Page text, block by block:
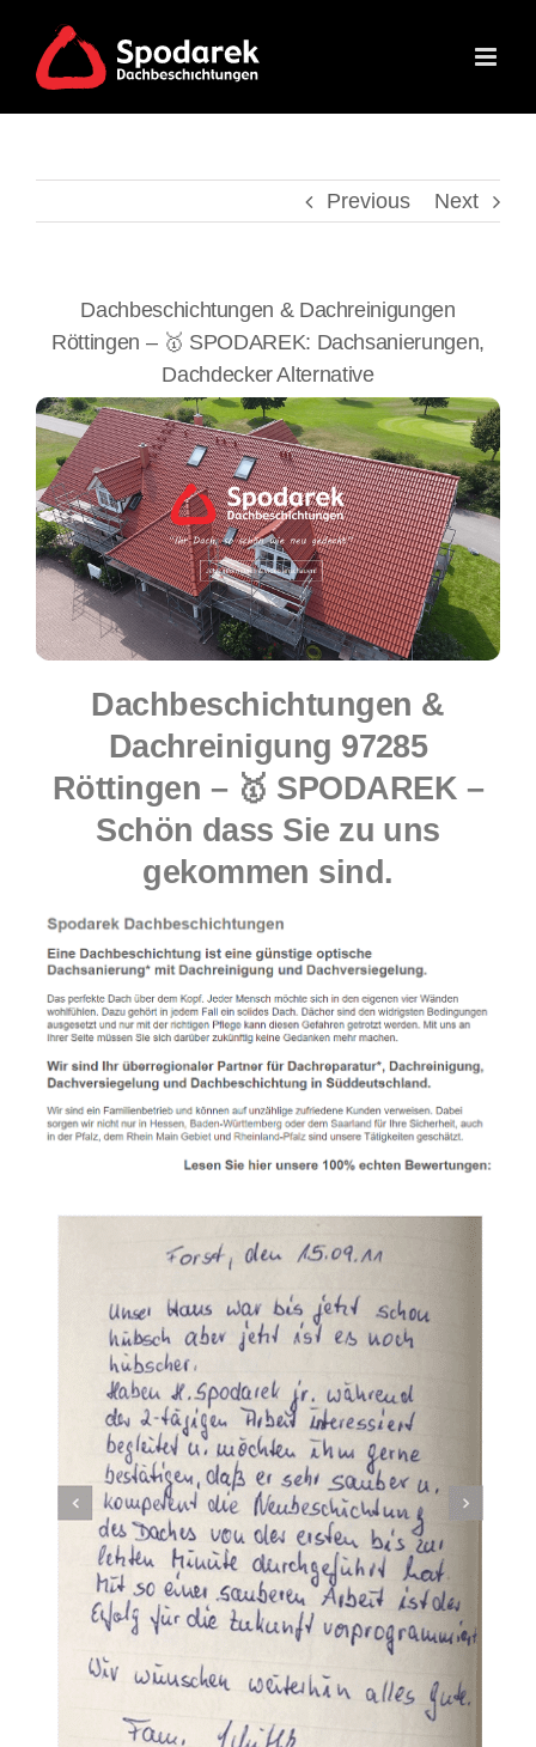
content
Previous Next
Dachbeschichtungen & Dachreinigungen
Röttingen – 🥇 SPODAREK: Dachsanierungen,
Dachdecker Alternative
Dachbeschichtungen &
Dachreinigung 97285
Röttingen – 🥇 SPODAREK –
Schön dass Sie zu uns
gekommen sind.